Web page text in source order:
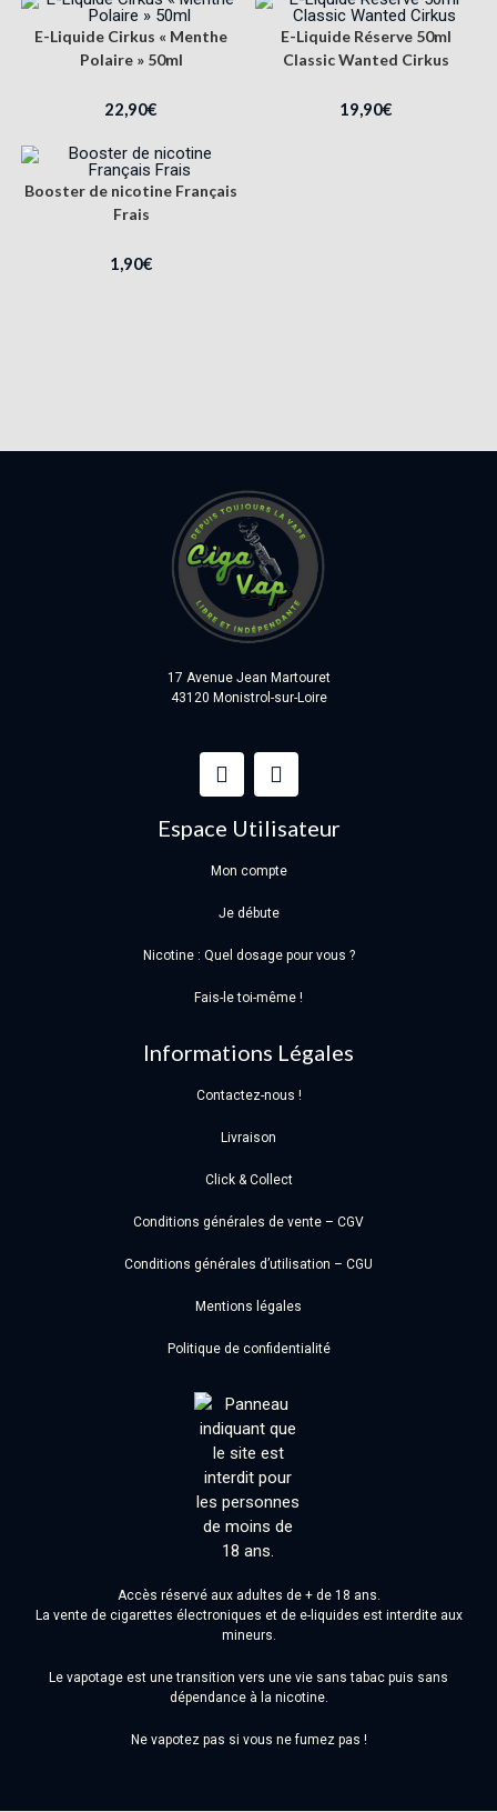
E-Liquide Cirkus « Menthe
Polaire » 50ml
22,90€
E-Liquide Réserve 50ml
Classic Wanted Cirkus
19,90€
Booster de nicotine Français
Frais
1,90€
17 Avenue Jean Martouret
43120 Monistrol-sur-Loire
Espace Utilisateur
Mon compte
Je débute
Nicotine : Quel dosage pour vous ?
Fais-le toi-même !
Informations Légales
Contactez-nous !
Livraison
Click & Collect
Conditions générales de vente – CGV
Conditions générales d’utilisation – CGU
Mentions légales
Politique de confidentialité
Accès réservé aux adultes de + de 18 ans.
La vente de cigarettes électroniques et de e-liquides est interdite aux
mineurs.
Le vapotage est une transition vers une vie sans tabac puis sans
dépendance à la nicotine.
Ne vapotez pas si vous ne fumez pas !